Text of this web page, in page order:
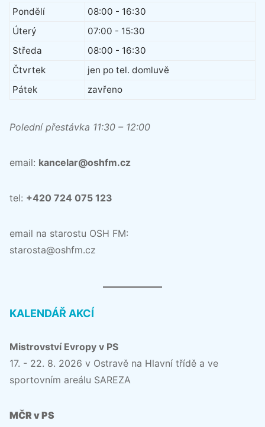
Pondělí
08:00 - 16:30
Úterý
07:00 - 15:30
Středa
08:00 - 16:30
Čtvrtek
jen po tel. domluvě
Pátek
zavřeno
Polední přestávka 11:30 – 12:00
email: kancelar@oshfm.cz
tel: +420 724 075 123
email na starostu OSH FM:
starosta@oshfm.cz
KALENDÁŘ AKCÍ
Mistrovství Evropy v PS
17. - 22. 8. 2026 v Ostravě na Hlavní třídě a ve
sportovním areálu SAREZA
MČR v PS